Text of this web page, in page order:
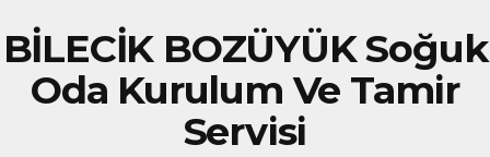
BİLECİK BOZÜYÜK Soğuk
Oda Kurulum Ve Tamir
Servisi